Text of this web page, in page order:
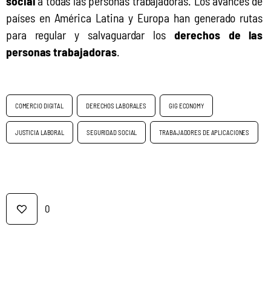
países en América Latina y Europa han generado rutas
para regular y salvaguardar los derechos de las
personas trabajadoras.
COMERCIO DIGITAL DERECHOS LABORALES GIG ECONOMY
JUSTICIA LABORAL SEGURIDAD SOCIAL TRABAJADORES DE APLICACIONES
0